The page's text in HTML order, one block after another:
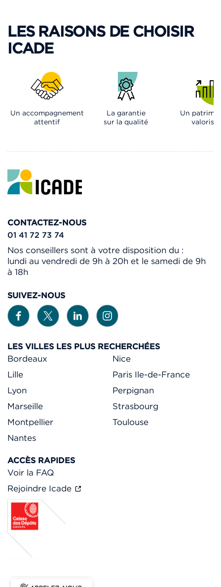
LES RAISONS DE CHOISIR
ICADE
Un accompagnement
attentif
La garantie
sur la qualité
Un
valorisé
CONTACTEZ-NOUS
01 41 72 73 74
Nos conseillers sont à votre disposition du :
lundi au vendredi de 9h à 20h et le samedi de 9h
à 18h
SUIVEZ-NOUS
LES VILLES LES PLUS RECHERCHÉES
Bordeaux
Lille
Lyon
Marseille
Montpellier
Nantes
Nice
Paris Ile-de-France
Perpignan
Strasbourg
Toulouse
ACCÈS RAPIDES
Voir la FAQ
Rejoindre Icade